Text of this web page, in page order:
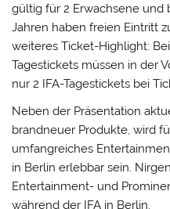
gültig für 2 Erwachsene und
Jahren haben freien Eintritt
weiteres Ticket-Highlight:
Tagestickets müssen in der
nur 2 IFA-Tagestickets bei
Neben der Präsentation
brandneuer Produkte, wird
umfangreiches
in Berlin erlebbar sein.
Entertainment- und
während der IFA in Berlin.